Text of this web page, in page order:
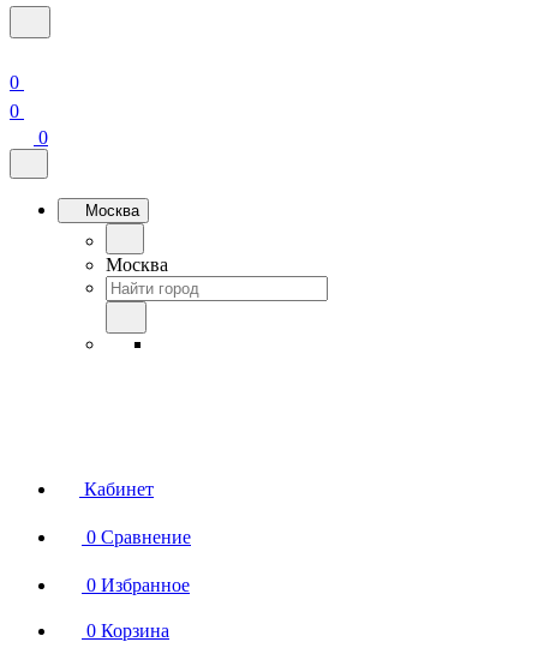
0
0
0
Москва
Москва
Кабинет
0 Сравнение
0 Избранное
0 Корзина